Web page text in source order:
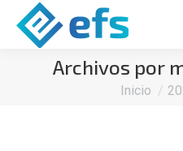
Archivos por
Estás aquí:
Inicio